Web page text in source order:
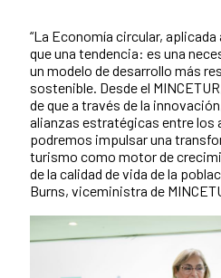
“La Economía circular,
que una tendencia: es una
un modelo de desarrollo más
sostenible. Desde el
de que a través de la
alianzas estratégicas entre los
podremos impulsar una
turismo como motor de
de la calidad de vida de la
Burns, viceministra de